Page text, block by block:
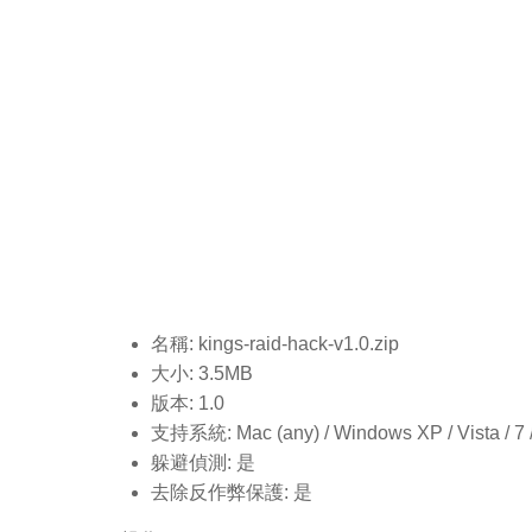
名稱: kings-raid-hack-v1.0.zip
大小: 3.5MB
版本: 1.0
支持系統: Mac (any) / Windows XP / Vista / 7
躲避偵測: 是
去除反作弊保護: 是